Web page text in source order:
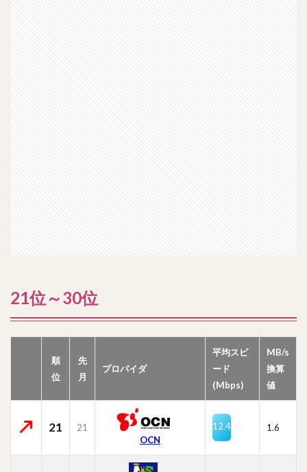
21位～30位
順
位
先
月
プロバイダ
平均スピ
ード
(Mbps)
MB/s
換算
値
21
21
OCN
12.4 1.6